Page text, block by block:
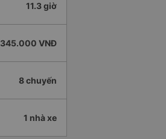
11.3 giờ
345.000 VNĐ
8 chuyến
1 nhà xe